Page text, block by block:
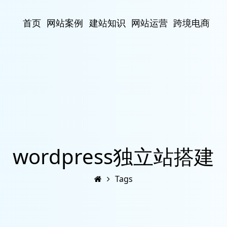
首页 网站案例 建站知识 网站运营 跨境电商
wordpress独立站搭建
Tags